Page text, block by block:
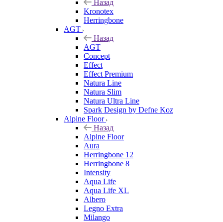
Назад
Kronotex
Herringbone
AGT
Назад
AGT
Concept
Effect
Effect Premium
Natura Line
Natura Slim
Natura Ultra Line
Spark Design by Defne Koz
Alpine Floor
Назад
Alpine Floor
Aura
Herringbone 12
Herringbone 8
Intensity
Aqua Life
Aqua Life XL
Albero
Legno Extra
Milango